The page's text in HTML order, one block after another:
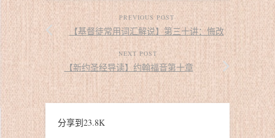
PREVIOUS POST
【基督徒常用词汇解说】第三十讲：悔改
NEXT POST
【新约圣经导读】约翰福音第十章
分享到23.8K